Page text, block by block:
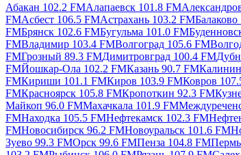
Абакан 102.2 FMАлапаевск 101.8 FM
FMАсбест 106.5 FMАстрахань 103.2 FM
FMБрянск 102.6 FMБугульма 101.0 FM
FMВладимир 103.4 FMВолгоград 105.6 FM
FMГрозный 89.3 FMДимитровград 100.4 FM
FMЙошкар-Ола 102.2 FMКазань 90.7 FM
FMКириши 101.1 FMКиров 103.9 FMКовров
FMКрасноярск 105.8 FMКропоткин 92.3 FM
Майкоп 96.0 FMМахачкала 101.9 FM
FMНаходка 105.5 FMНефтекамск 102.3 FM
FMНовосибирск 96.2 FMНовоуральск 101.6 FM
Зуево 99.3 FMОрск 99.6 FMПенза 104.8 FM